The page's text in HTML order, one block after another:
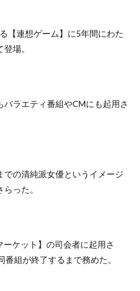
【連想ゲーム】に5年間にわた
場。
ラエティ番組やCMにも起用さ
の清純派女優というイメージ
った。
ケット】の司会者に起用さ
組が終了するまで務めた。